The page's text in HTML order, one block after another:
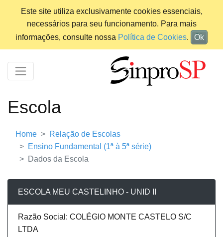
Este site utiliza exclusivamente cookies essenciais,
necessários para seu funcionamento. Para mais
informações, consulte nossa Política de Cookies. Ok
Escola
Home
Relação de Escolas
Ensino Fundamental (1ª à 5ª série)
Dados da Escola
ESCOLA MEU CASTELINHO - UNID II
Razão Social: COLÉGIO MONTE CASTELO S/C
LTDA